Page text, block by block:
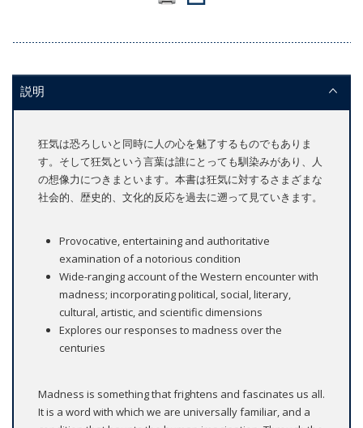
説明
狂気は恐ろしいと同時に人の心を魅了するものでもありま
す。そして狂気という言葉は誰にとっても馴染みがあり、人
の想像力につきまといます。本書は狂気に対するさまざまな
社会的、歴史的、文化的反応を過去に遡って見ていきます。
Provocative, entertaining and authoritative
examination of a notorious condition
Wide-ranging account of the Western encounter with
madness; incorporating political, social, literary,
cultural, artistic, and scientific dimensions
Explores our responses to madness over the
centuries
Madness is something that frightens and fascinates us all.
It is a word with which we are universally familiar, and a